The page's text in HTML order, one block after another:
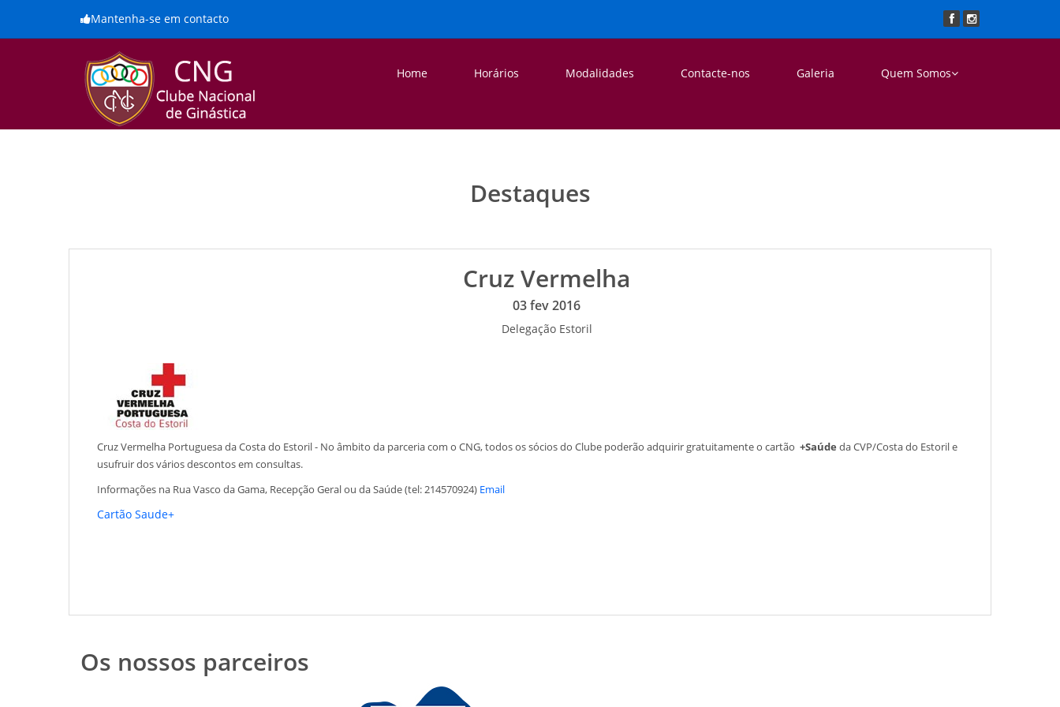
Mantenha-se em contacto
Home Horários Modalidades Contacte-nos Galeria Quem Somos
Destaques
Cruz Vermelha
03 fev 2016
Delegação Estoril
Cruz Vermelha Portuguesa da Costa do Estoril - No âmbito da parceria com o CNG, todos os sócios do Clube poderão adquirir gratuitamente o cartão +Saúde da CVP/Costa do Estoril e
usufruir dos vários descontos em consultas.
Informações na Rua Vasco da Gama, Recepção Geral ou da Saúde (tel: 214570924) Email
Cartão Saude+
Os nossos parceiros